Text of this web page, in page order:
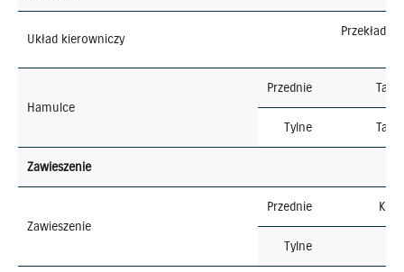
Układ kierowniczy
Hamulce
Przednie
Tylne
Zawieszenie
Zawieszenie
Przednie
Tylne